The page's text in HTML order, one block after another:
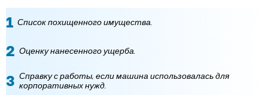
Список похищенного имущества.
Оценку нанесенного ущерба.
Справку с работы, если машина использовалась для
корпоративных нужд.